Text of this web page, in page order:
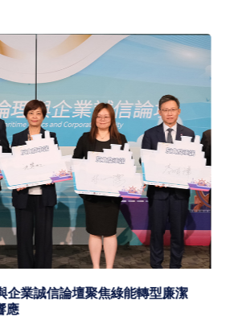
變身高雄親子遊樂園區 8月8日開
施